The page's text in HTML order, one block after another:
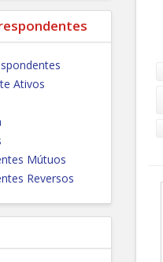
Ativos
Mútuos
Reversos